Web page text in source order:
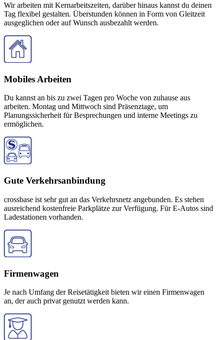
Wir arbeiten mit Kernarbeitszeiten, darüber hinaus kannst du deinen
Tag flexibel gestalten. Überstunden können in Form von Gleitzeit
ausgeglichen oder auf Wunsch ausbezahlt werden.
Mobiles Arbeiten
Du kannst an bis zu zwei Tagen pro Woche von zuhause aus
arbeiten. Montag und Mittwoch sind Präsenztage, um
Planungssicherheit für Besprechungen und interne Meetings zu
ermöglichen.
Gute Verkehrsanbindung
crossbase ist sehr gut an das Verkehrsnetz angebunden. Es stehen
ausreichend kostenfreie Parkplätze zur Verfügung. Für E-Autos sind
Ladestationen vorhanden.
Firmenwagen
Je nach Umfang der Reisetätigkeit bieten wir einen Firmenwagen
an, der auch privat genutzt werden kann.